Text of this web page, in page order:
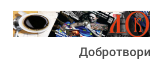
Добротвори